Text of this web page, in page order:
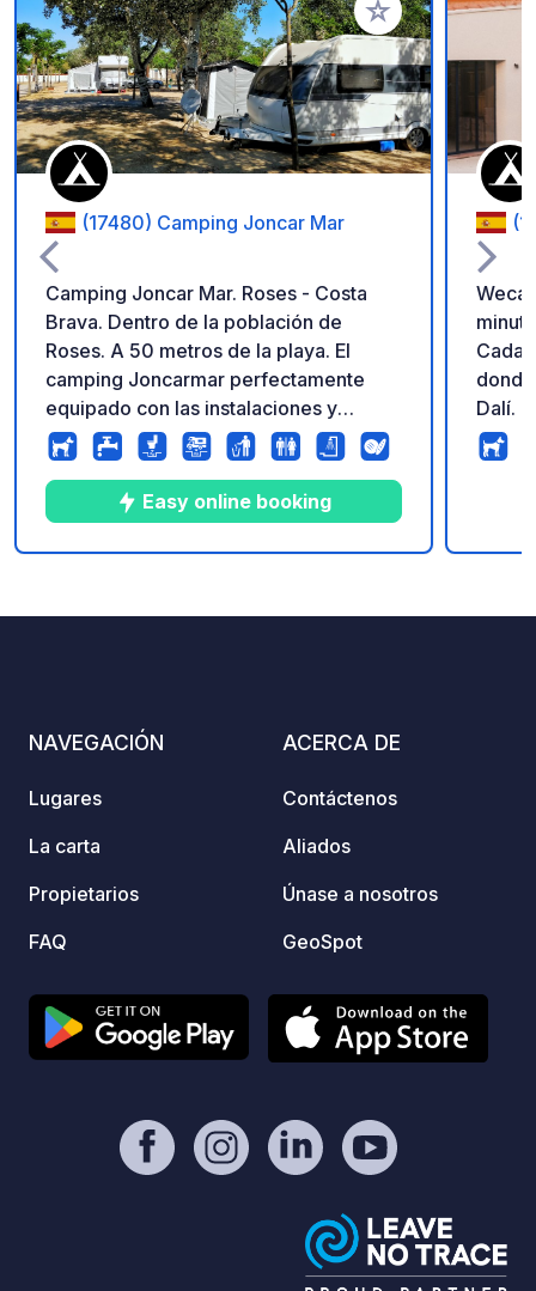
Añadir a tus
(17480) Camping Joncar Mar
Camping Joncar Mar. Roses - Costa
Brava. Dentro de la población de
Roses. A 50 metros de la playa. El
camping Joncarmar perfectamente
equipado con las instalaciones y
actividades necesarias para que ni
usted, ni su familia encuentren nada en
falta. Abierto todo el año.
Easy online booking
Dalí. El camping dispone de parcelas
con
NAVEGACIÓN
Lugares
La carta
Propietarios
FAQ
ACERCA DE
Contáctenos
Aliados
Únase a nosotros
GeoSpot